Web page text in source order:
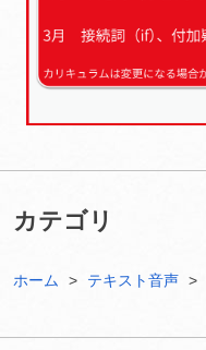
カテゴリ
ホーム テキスト音声